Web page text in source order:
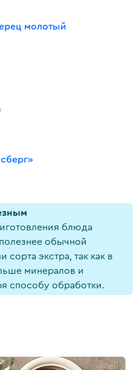
молотый
блюда
обычной
сорта экстра, так как в
минералов и
способу обработки.